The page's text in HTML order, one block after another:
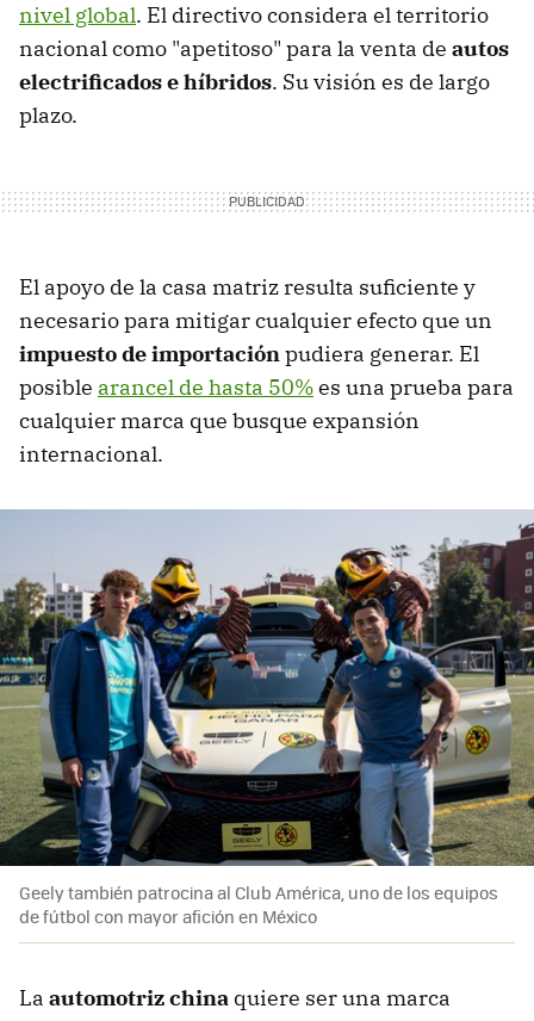
nivel global. El directivo considera el territorio
nacional como "apetitoso" para la venta de autos
electrificados e híbridos. Su visión es de largo
plazo.
El apoyo de la casa matriz resulta suficiente y
necesario para mitigar cualquier efecto que un
impuesto de importaciónpudiera generar. El
posible arancel de hasta 50%es una prueba para
cualquier marca que busque expansión
internacional.
Geely también patrocina al Club América, uno de los equipos
de fútbol con mayor afición en México
La automotriz china quiere ser una marca